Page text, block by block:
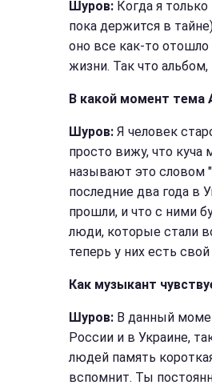
Шуров: Когда я
пока держится в
оно все как-то
жизни. Так что альбом,
В какой момент тема
Шуров: Я человек
просто вижу, что
называют это словом
последние два года в
прошли, и что с ними
люди, которые стали
теперь у них есть
Как музыкант
Шуров: В данный
России и в Украине,
людей память
вспомнит. Ты